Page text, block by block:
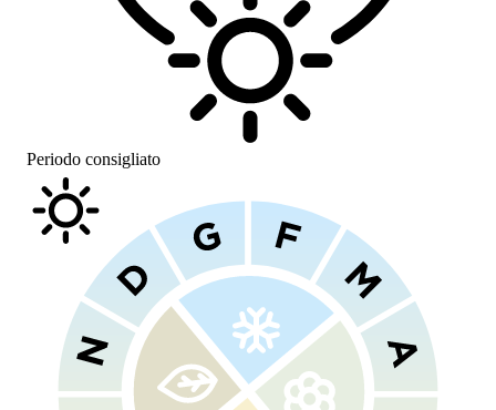
Periodo consigliato